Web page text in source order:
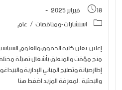
18 فبراير 2025
استشارات-ومناقصات/عام
إعلان تعلن كلية الحقوق والعلوم
منح مؤقت والمتعلق بأشغال تهيئة
إطارصيانة وتصليح المباني الإدارية
والبحثية . لمعرفة المزيد اضغط هنا